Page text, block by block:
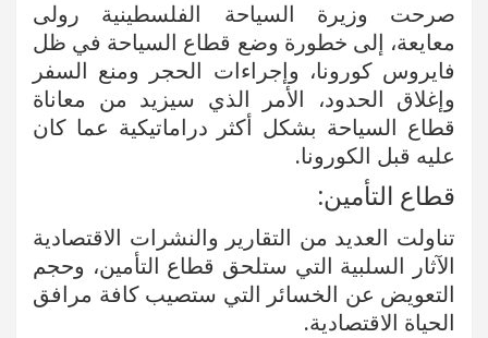
صرحت وزيرة السياحة الفلسطينية رولى
معايعة، إلى خطورة وضع قطاع السياحة في ظل
فايروس كورونا، وإجراءات الحجر ومنع السفر
وإغلاق الحدود، الأمر الذي سيزيد من معاناة
قطاع السياحة بشكل أكثر دراماتيكية عما كان
عليه قبل الكورونا.
قطاع التأمين:
تناولت العديد من التقارير والنشرات الاقتصادية
الآثار السلبية التي ستلحق قطاع التأمين، وحجم
التعويض عن الخسائر التي ستصيب كافة مرافق
الحياة الاقتصادية.